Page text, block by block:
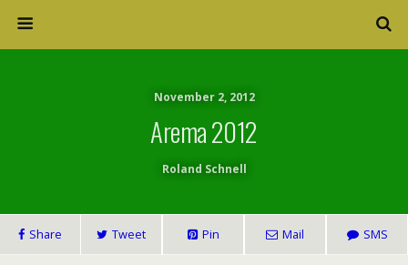
November 2, 2012
Arema 2012
Roland Schnell
Share Tweet Pin Mail SMS